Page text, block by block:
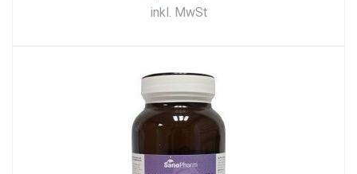
inkl. MwSt